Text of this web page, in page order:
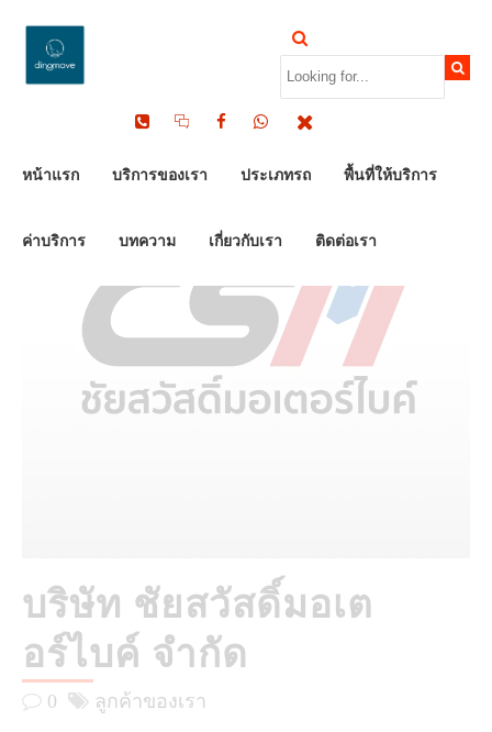
หน้าแรก บริการของเรา ประเภทรถ พื้นที่ให้บริการ
ค่าบริการ บทความ เกี่ยวกับเรา ติดต่อเรา
บริษัท ชัยสวัสดิ์มอเต
อร์ไบค์ จำกัด
0 ลูกค้าของเรา